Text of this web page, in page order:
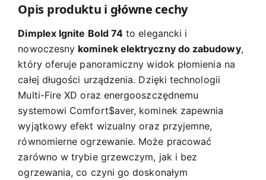
Opis produktu i główne cechy
Dimplex Ignite Bold 74 to elegancki i
nowoczesny kominek elektryczny do zabudowy,
który oferuje panoramiczny widok płomienia na
całej długości urządzenia. Dzięki technologii
Multi-Fire XD oraz energooszczędnemu
systemowi Comfort$aver, kominek zapewnia
wyjątkowy efekt wizualny oraz przyjemne,
równomierne ogrzewanie. Może pracować
zarówno w trybie grzewczym, jak i bez
ogrzewania, co czyni go doskonałym